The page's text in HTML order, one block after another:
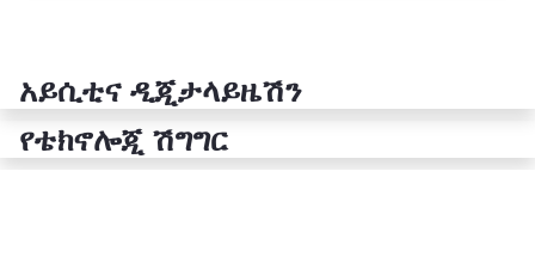
አይሲቲና ዲጂታላይዜሽን
የቴክኖሎጂ ሽግግር